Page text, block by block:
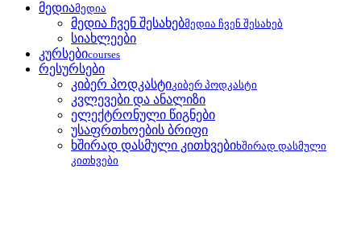
მედიამედია
მედია ჩვენ შესახებმედია ჩვენ შესახებ
სიახლეები
კურსებიcourses
რესურსები
კიბერ პოდკასტიკიბერ პოდკასტი
კვლევები და ანალიზი
ელექტრონული წიგნები
უსაფრთხოების ბრიფი
ხშირად დასმული კითხვებიხშირად დასმული
კითხვები